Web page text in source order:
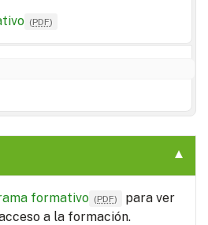
(PDF)
formativo (PDF)
para ver
a la formación.